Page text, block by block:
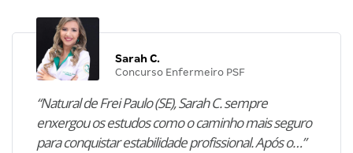
Sarah C.
Concurso Enfermeiro PSF
“Natural de Frei Paulo (SE), Sarah C. sempre
enxergou os estudos como o caminho mais seguro
para conquistar estabilidade profissional. Após o…”